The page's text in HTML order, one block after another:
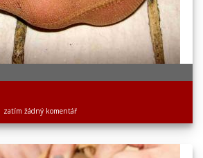
zatím žádný komentář